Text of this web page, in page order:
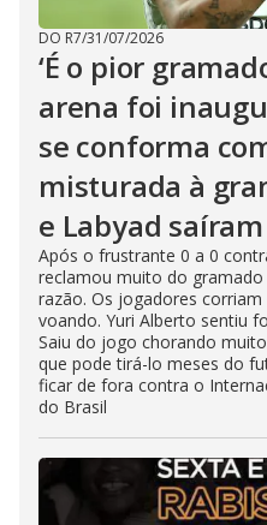
DO R7/31/07/2026
‘É o pior
arena foi
se conforma
misturada à
e Labyad
Após o frustrante 0 a 0
reclamou muito do gramado
razão. Os jogadores
voando. Yuri Alberto sentiu
Saiu do jogo chorando
que pode tirá-lo meses do
ficar de fora contra o
do Brasil